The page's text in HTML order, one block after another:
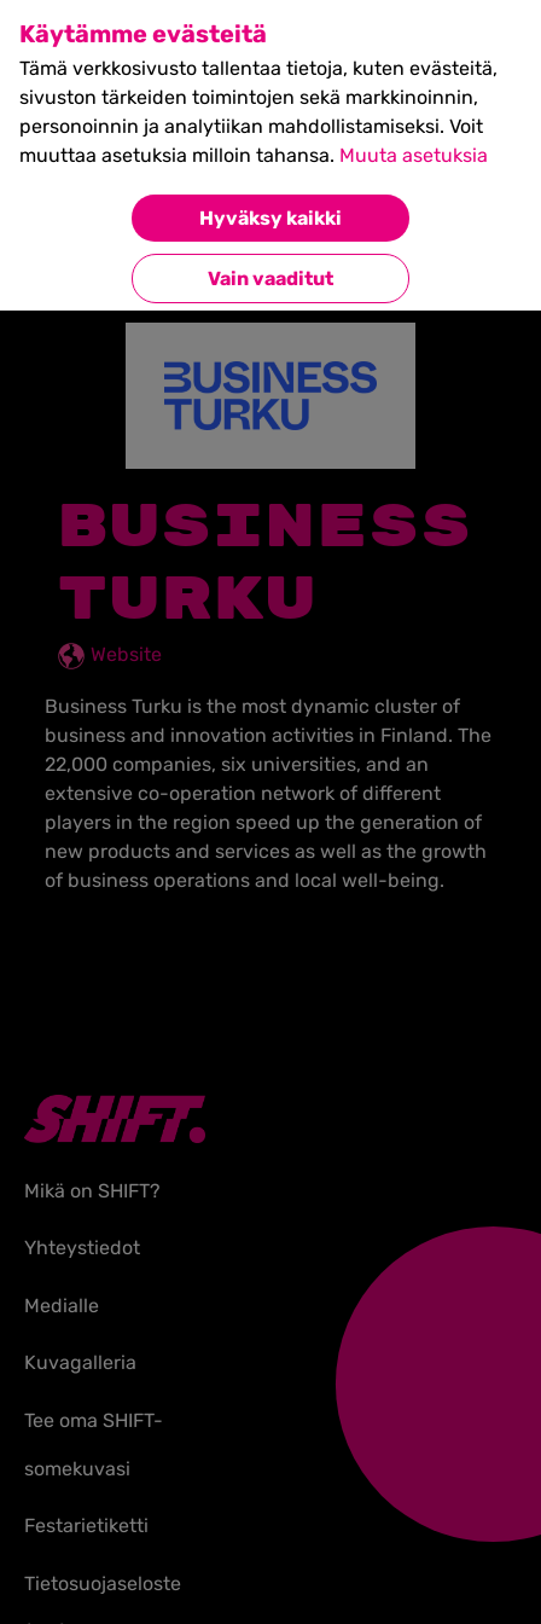
Käytämme evästeitä
Tämä verkkosivusto tallentaa tietoja, kuten evästeitä,
sivuston tärkeiden toimintojen sekä markkinoinnin,
personoinnin ja analytiikan mahdollistamiseksi. Voit
muuttaa asetuksia milloin tahansa. Muuta asetuksia
Hyväksy kaikki
Vain vaaditut
SHIFT Business Festival
27.5.2027, Turku - liput
myynnissä nyt! >>
Partners»Business Turku
Takaisin kumppaneihin
BUSINESS
TURKU
Website
Business Turku is the most dynamic cluster of
business and innovation activities in Finland. The
22,000 companies, six universities, and an
extensive co-operation network of different
players in the region speed up the generation of
new products and services as well as the growth
of business operations and local well-being.
Mikä on SHIFT?
Yhteystiedot
Medialle
Kuvagalleria
Tee oma SHIFT-
somekuvasi
Festarietiketti
Tietosuojaseloste